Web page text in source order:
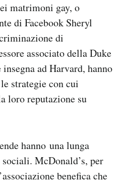
matrimoni gay, o
di Facebook Sheryl
di
associato della Duke
ad Harvard, hanno
strategie con cui
loro reputazione su
hanno una lunga
McDonald’s, per
benefica che